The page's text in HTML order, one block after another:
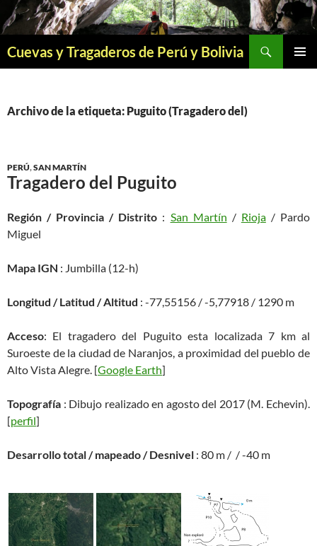
Saltar
al
Cuevas y Tragaderos de Perú y Bolivia
Archivo de la etiqueta: Puguito (Tragadero del)
PERÚ,SAN MARTÍN
Tragadero del Puguito
Región / Provincia / Distrito : San Martín / Rioja/ Pardo
Miguel
Mapa IGN : Jumbilla (12-h)
Longitud / Latitud / Altitud : -77,55156 / -5,77918 / 1290 m
Acceso: El tragadero del Puguito esta localizada 7 km al
Suroeste de la ciudad de Naranjos, a proximidad del pueblo de
Alto Vista Alegre. [Google Earth]
Topografía : Dibujo realizado en agosto del 2017 (M. Echevin).
[perfil]
Desarrollo total / mapeado / Desnivel : 80 m / / -40 m